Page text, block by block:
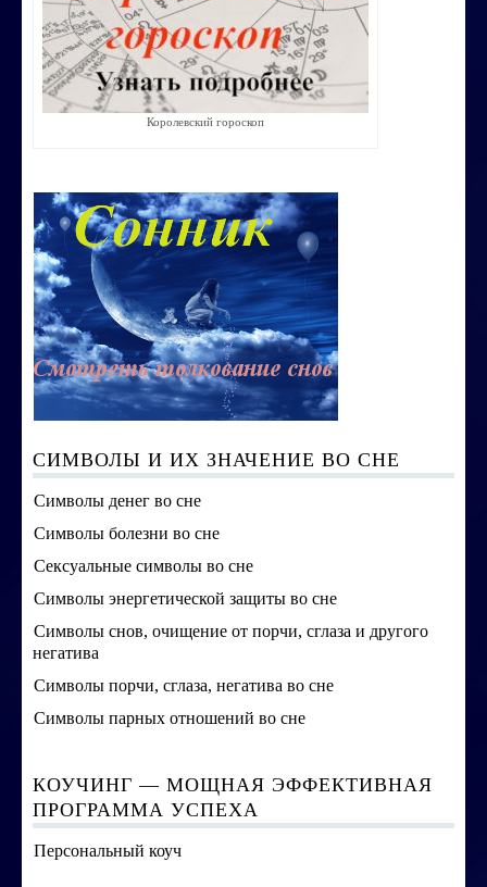
Строим счастливую семью
СТОИМОСТЬ УСЛУГ
Королевский гороскоп
СИМВОЛЫ И ИХ ЗНАЧЕНИЕ ВО СНЕ
Символы денег во сне
Символы болезни во сне
Сексуальные символы во сне
Символы энергетической защиты во сне
Символы снов, очищение от порчи, сглаза и другого
негатива
Символы порчи, сглаза, негатива во сне
Символы парных отношений во сне
КОУЧИНГ — МОЩНАЯ ЭФФЕКТИВНАЯ
ПРОГРАММА УСПЕХА
Персональный коуч